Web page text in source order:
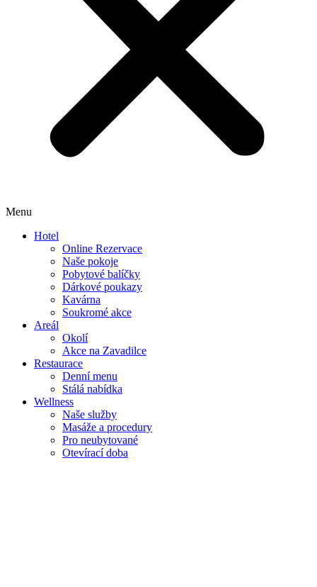
Menu
Hotel
Online Rezervace
Naše pokoje
Pobytové balíčky
Dárkové poukazy
Kavárna
Soukromé akce
Areál
Okolí
Akce na Zavadilce
Restaurace
Denní menu
Stálá nabídka
Wellness
Naše služby
Masáže a procedury
Pro neubytované
Otevírací doba